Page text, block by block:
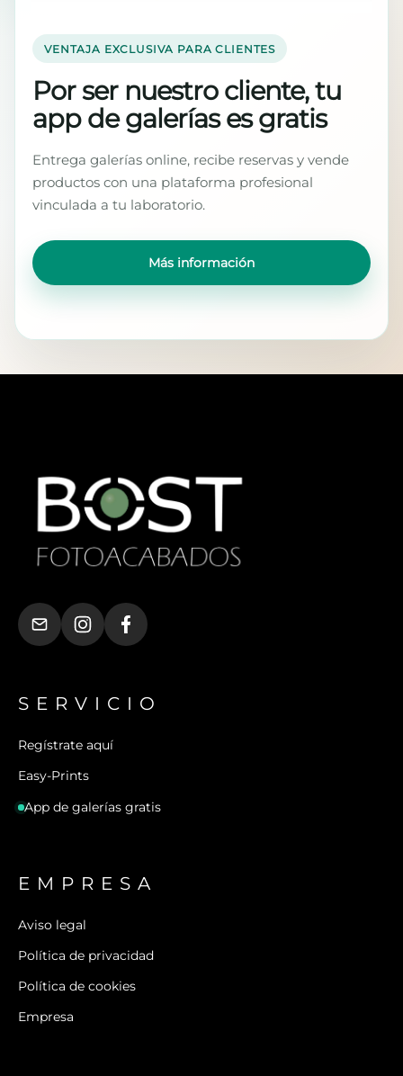
VENTAJA EXCLUSIVA PARA CLIENTES
Por ser nuestro cliente, tu
app de galerías es gratis
Entrega galerías online, recibe reservas y vende
productos con una plataforma profesional
vinculada a tu laboratorio.
Más información
SERVICIO
Regístrate aquí
Easy-Prints
App de galerías gratis
EMPRESA
Aviso legal
Política de privacidad
Política de cookies
Empresa